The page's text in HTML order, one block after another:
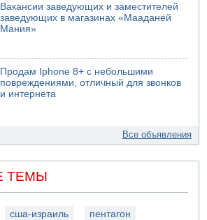
Вакансии заведующих и заместителей
заведующих в магазинах «Мааданей
Мания»
Продам Iphone 8+ с небольшими
повреждениями, отличный для звонков
и интернета
Все объявления
ТЕМЫ
сша-израиль пентагон